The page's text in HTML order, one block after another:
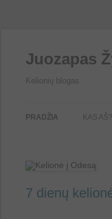
Juozapas
Kelionių blogas
PRADŽIA KAS AŠ?
7 dienų